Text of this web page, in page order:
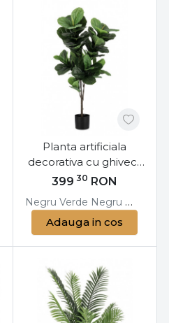
Negru Verde Negru Verde
Planta artificiala
decorativa cu ghiveci,
120 cm, Ficus Bizzotto
399 30 RON
Negru Verde Negru Verde
Adauga in cos